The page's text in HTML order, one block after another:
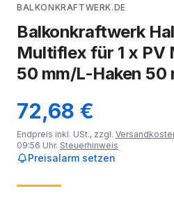
BALKONKRAFTWERK.DE
Balkonkraftwerk
Multiflex für 1 x PV
50 mm/L-Haken 50
72,68 €
Endpreis inkl. USt., zzgl.
09:56 Uhr. Steuerhinweis
Preisalarm setzen